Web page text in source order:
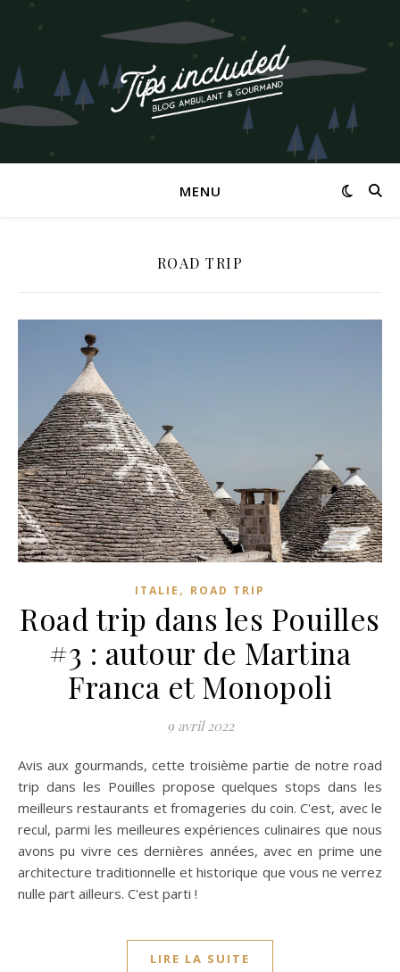
MENU
ROAD TRIP
ITALIE , ROAD TRIP
Road trip dans les Pouilles
#3 : autour de Martina
Franca et Monopoli
9 avril 2022
Avis aux gourmands, cette troisième partie de notre road
trip dans les Pouilles propose quelques stops dans les
meilleurs restaurants et fromageries du coin. C'est, avec le
recul, parmi les meilleures expériences culinaires que nous
avons pu vivre ces dernières années, avec en prime une
architecture traditionnelle et historique que vous ne verrez
nulle part ailleurs. C'est parti !
LIRE LA SUITE